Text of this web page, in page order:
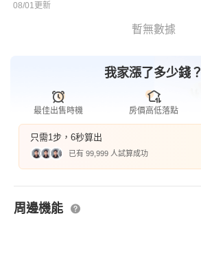
08/01更新
暫無數據
我家漲了多少錢？
最佳出售時機 房價高低落點
只需1步，6秒算出
已有 99,999 人試算成功
周邊機能